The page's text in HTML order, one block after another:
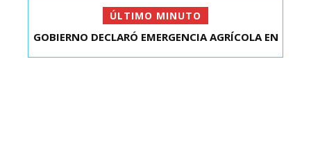
ÚLTIMO MINUTO
DIRECCIÓN DEL TRABAJO MANTIENE